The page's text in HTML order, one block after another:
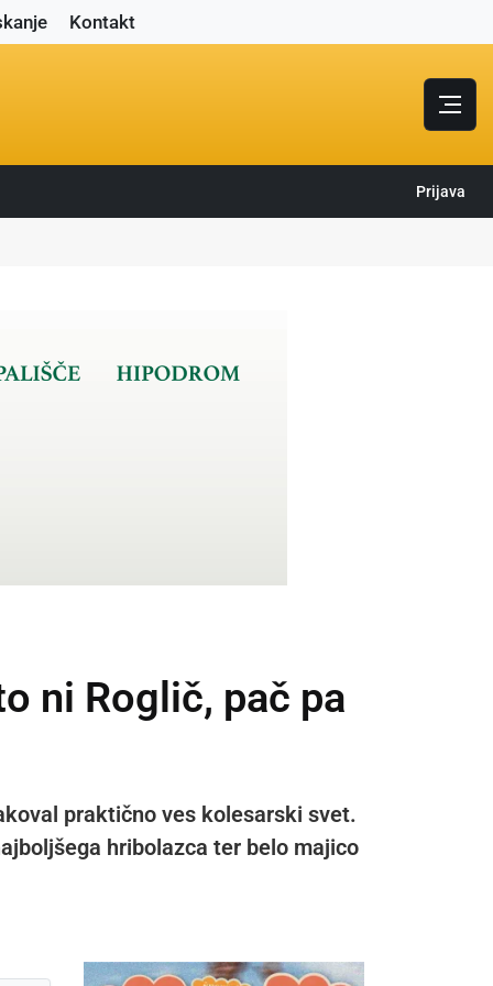
Kontakt
Prijava
ni Roglič, pač pa
praktično ves kolesarski svet.
hribolazca ter belo majico